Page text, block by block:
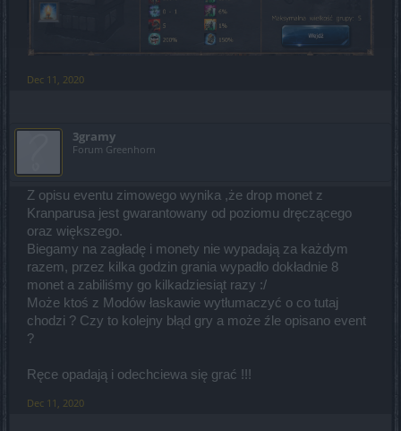
Dec 11, 2020
3gramy
Forum Greenhorn
Z opisu eventu zimowego wynika ,że drop monet z
Kranparusa jest gwarantowany od poziomu dręczącego
oraz większego.
Biegamy na zagładę i monety nie wypadają za każdym
razem, przez kilka godzin grania wypadło dokładnie 8
monet a zabiliśmy go kilkadziesiąt razy :/
Może ktoś z Modów łaskawie wytłumaczyć o co tutaj
chodzi ? Czy to kolejny błąd gry a może źle opisano event
?
Ręce opadają i odechciewa się grać !!!
Dec 11, 2020